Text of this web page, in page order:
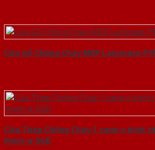
Cửa Gỗ Chống Cháy MDF Laminate
Cửa Thép Chống Cháy 1 canh o kinh
hiem-a-SGD